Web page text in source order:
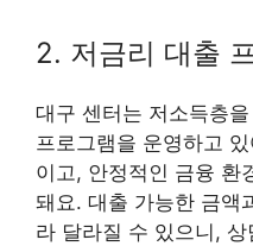
2. 저금리 대출
대구 센터는 저소득층
프로그램을 운영하고
이고, 안정적인 금융 환
돼요. 대출 가능한 금액
라 달라질 수 있으니,